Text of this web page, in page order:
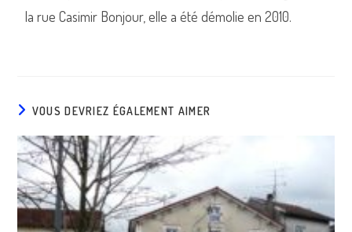
la rue Casimir Bonjour, elle a été démolie en 2010.
VOUS DEVRIEZ ÉGALEMENT AIMER